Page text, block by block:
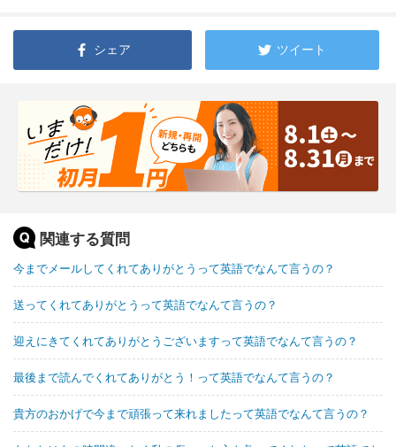
シェア ツイート
関連する質問
今までメールしてくれてありがとうって英語でなんて言うの？
送ってくれてありがとうって英語でなんて言うの？
迎えにきてくれてありがとうございますって英語でなんて言うの？
最後まで読んでくれてありがとう！って英語でなんて言うの？
貴方のおかげで今まで頑張って来れましたって英語でなんて言うの？